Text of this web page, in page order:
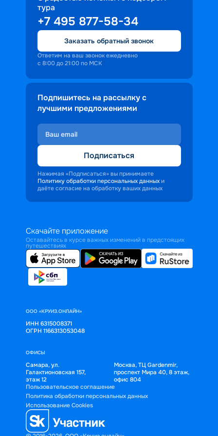
доброжелательность и заинтересованность
персонала корабля в каждом госте.
Ступая на борт теплохода, пассажиры
попадают в совершенно иную атмосферу,
где властвует тяга к приключениям и
открытиям.
тура
+7 495 877-58-34
Заказать обратный звонок
Ответим на ваш звонок ежедневно
с 8:00 до 21:00 по МСК
Подпишитесь на рассылку с
лучшими предложениями
Подписаться
Нажимая «Подписаться» вы принимаете
Политику обработки персональных данных и
даёте согласие на обработку ваших данных
Скачайте приложение
Оставайтесь в курсе важных изменений в предстоящих
путешествиях
ООО «КРУИЗ.ОНЛАЙН»
ИНН 6315008371
ОГРН 1166313053048
ОФИСЫ
Самара, ул.
Галактионовская 157,
этаж 12
Москва, ТЦ Gardenmir,
проспект Мира 40, 8 этаж,
офис 804
Пользовательское соглашение
Политика обработки персональных данных
Использование Cookies